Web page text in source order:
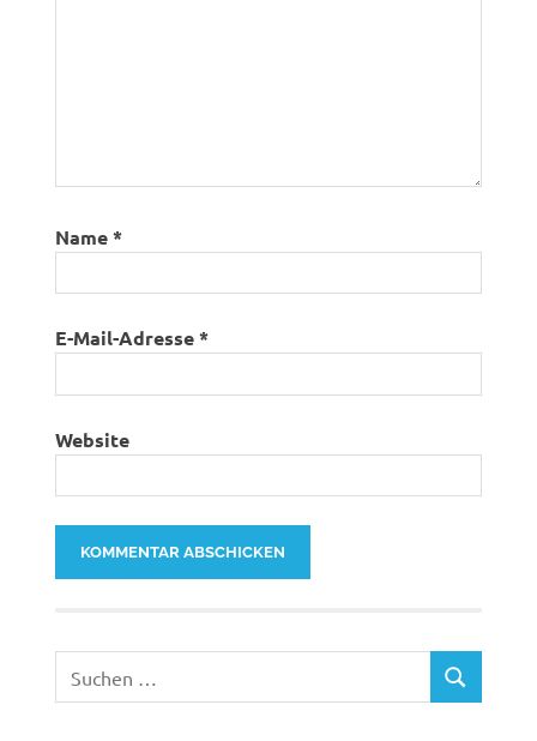
Name*
E-Mail-Adresse*
Website
nach:
SUCHEN